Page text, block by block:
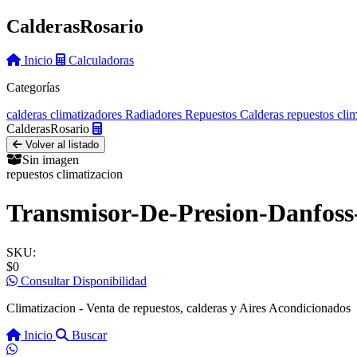
CalderasRosario
Inicio
Calculadoras
Categorías
calderas climatizadores Radiadores Repuestos Calderas repuestos
CalderasRosario
Volver al listado
Sin imagen
repuestos climatizacion
Transmisor-De-Presion-
SKU:
$0
Consultar Disponibilidad
Climatizacion - Venta de repuestos, calderas y Aires Acondicionados
Inicio
Buscar